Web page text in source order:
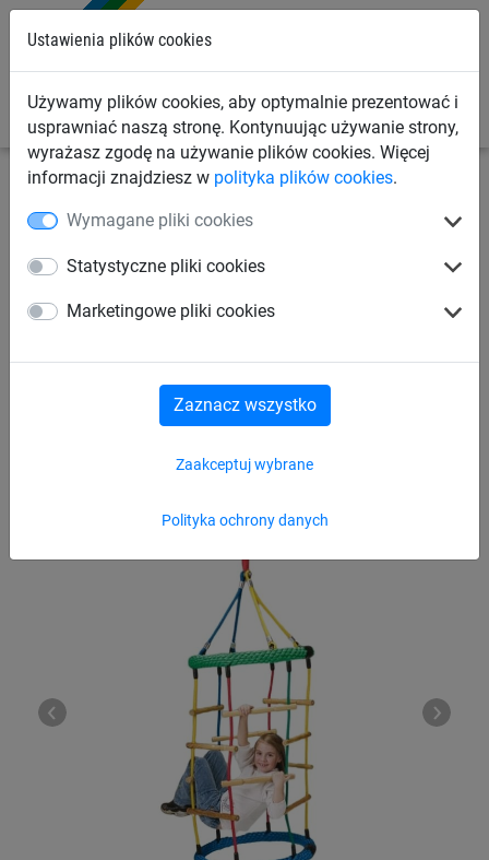
Ustawienia plików cookies
Używamy plików cookies, aby optymalnie prezentować i
usprawniać naszą stronę. Kontynuując używanie strony,
wyrażasz zgodę na używanie plików cookies. Więcej
informacji znajdziesz w polityka plików cookies.
Wymagane pliki cookies
Statystyczne pliki cookies
Marketingowe pliki cookies
Polityka ochrony danych
Zaakceptuj wybrane
Zaznacz wszystko
Komin wspinaczkowy,
z zakotwieniem w podłożu -